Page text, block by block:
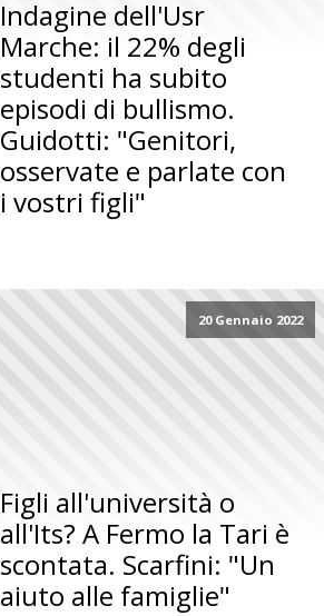
Indagine dell'Usr
Marche: il 22% degli
studenti ha subito
episodi di bullismo.
Guidotti: "Genitori,
osservate e parlate con
i vostri figli"
20 Gennaio 2022
Figli all'università o
all'Its? A Fermo la Tari è
scontata. Scarfini: "Un
aiuto alle famiglie"